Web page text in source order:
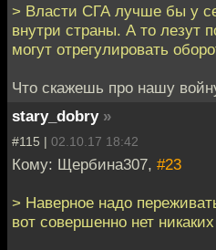
> Власти СГА лучше бы у
внутри страны. А то лезут
могут отрегулировать
Что скажешь про нашу
stary_dobry »
#115 | 02.10.17 18:42
Кому: Щербина307, #23
> Наверное надо
вот совершенно нет